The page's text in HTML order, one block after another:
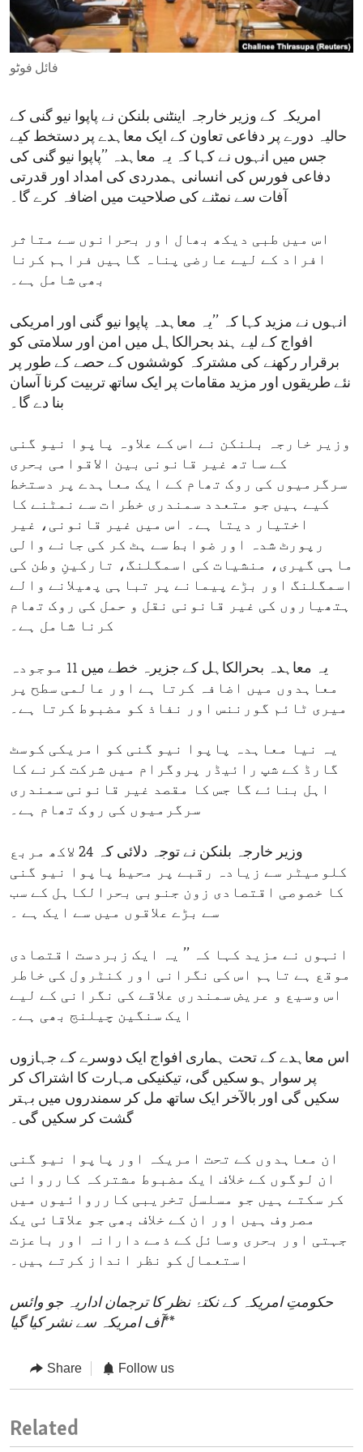
ENVIRONMENT AND HEALTH
IDEALS AND INSTITUTIONS
فائل فوٹو
امریکہ کے وزیر خارجہ اینٹنی بلنکن نے پاپوا نیو گنی کے
حالیہ دورے پر دفاعی تعاون کے ایک معاہدے پر دستخط کیے
جس میں انہوں نے کہا کہ یہ معاہدہ ’’پاپوا نیو گنی کی
دفاعی فورس کی انسانی ہمدردی کی امداد اور قدرتی
آفات سے نمٹنے کی صلاحیت میں اضافہ کرے گا۔
اس میں طبی دیکھ بھال اور بحرانوں سے متاثر
افراد کے لیے عارضی پناہ گاہیں فراہم کرنا
بھی شامل ہے۔
انہوں نے مزید کہا کہ ’’یہ معاہدہ پاپوا نیو گنی اور امریکی
افواج کے لیے ہند بحرالکاہل میں امن اور سلامتی کو
برقرار رکھنے کی مشترکہ کوششوں کے حصے کے طور پر
نئے طریقوں اور مزید مقامات پر ایک ساتھ تربیت کرنا آسان
بنا دے گا۔
وزیر خارجہ بلنکن نے اس کے علاوہ پاپوا نیو گنی
کے ساتھ غیر قانونی بین الاقوامی بحری
سرگرمیوں کی روک تھام کے ایک معاہدے پر دستخط
کیے ہیں جو متعدد سمندری خطرات سے نمٹنے کا
اختیار دیتا ہے۔ اس میں غیر قانونی، غیر
رپورٹ شدہ اور ضوابط سے ہٹ کر کی جانے والی
ماہی گیری، منشیات کی اسمگلنگ، تارکینِ وطن کی
اسمگلنگ اور بڑے پیمانے پر تباہی پھیلانے والے
ہتھیاروں کی غیر قانونی نقل و حمل کی روک تھام
کرنا شامل ہے۔
یہ معاہدہ بحرالکاہل کے جزیرہ خطے میں 11 موجودہ
معاہدوں میں اضافہ کرتا ہے اور عالمی سطح پر
میری ٹائم گورننس اور نفاذ کو مضبوط کرتا ہے۔
یہ نیا معاہدہ پاپوا نیو گنی کو امریکی کوسٹ
گارڈ کے شپ رائیڈر پروگرام میں شرکت کرنے کا
اہل بنائے گا جس کا مقصد غیر قانونی سمندری
سرگرمیوں کی روک تھام ہے۔
وزیر خارجہ بلنکن نے توجہ دلائی کہ 24 لاکھ مربع
کلومیٹر سے زیادہ رقبے پر محیط پاپوا نیو گنی
کا خصوصی اقتصادی زون جنوبی بحرالکاہل کے سب
سے بڑے علاقوں میں سے ایک ہے ۔
انہوں نے مزید کہا کہ ’’ یہ ایک زبردست اقتصادی
موقع ہے تاہم اس کی نگرانی اور کنٹرول کی خاطر
اس وسیع و عریض سمندری علاقے کی نگرانی کے لیے
ایک سنگین چیلنج بھی ہے۔
اس معاہدے کے تحت ہماری افواج ایک دوسرے کے جہازوں
پر سوار ہو سکیں گی، تیکنیکی مہارت کا اشتراک کر
سکیں گی اور بالآخر ایک ساتھ مل کر سمندروں میں بہتر
گشت کر سکیں گی۔
ان معاہدوں کے تحت امریکہ اور پاپوا نیو گنی
ان لوگوں کے خلاف ایک مضبوط مشترکہ کارروائی
کر سکتے ہیں جو مسلسل تخریبی کارروائیوں میں
مصروف ہیں اور ان کے خلاف بھی جو علاقائی یک
جہتی اور بحری وسائل کے ذمے دارانہ اور باعزت
استعمال کو نظر انداز کرتے ہیں۔
حکومتِ امریکہ کے نکتۂ نظر کا ترجمان اداریہ جو وائس
آف امریکہ سے نشر کیا گیا**
Share Follow us
Related